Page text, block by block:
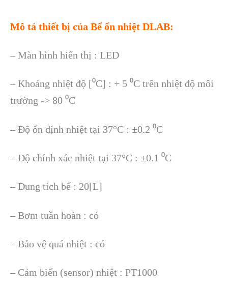
Mô tả thiết bị của Bể ổn nhiệt DLAB:
– Màn hình hiển thị : LED
– Khoảng nhiệt độ [⁰C] : + 5 ⁰C trên nhiệt độ môi
trường -> 80 ⁰C
– Độ ổn định nhiệt tại 37°C : ±0.2 ⁰C
– Độ chính xác nhiệt tại 37°C : ±0.1 ⁰C
– Dung tích bể : 20[L]
– Bơm tuần hoàn : có
– Bảo vệ quá nhiệt : có
– Cảm biến (sensor) nhiệt : PT1000